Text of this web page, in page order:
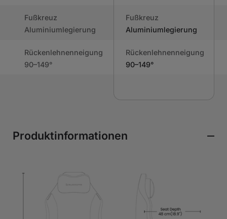
Fußkreuz
Aluminiumlegierung
Fußkreuz
Aluminiumlegierung
Rückenlehnenneigung
90–149°
Rückenlehnenneigung
90–149°
Produktinformationen